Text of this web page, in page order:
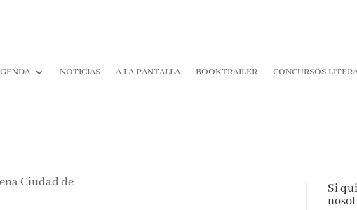
NOTICIAS A LA PANTALLA BOOKTRAILER CONCURSOS
Si